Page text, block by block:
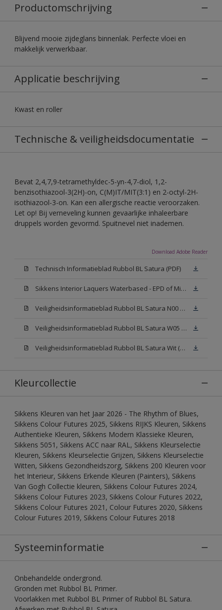
Productomschrijving
Blijvend mooie zijdeglans binnenlak. Perfecte vloei en
makkelijk verwerkbaar.
Applicatie beschrijving
Kwast en roller
Technische & veiligheidsdocumentatie
Bevat 2,4,7,9-tetramethyldec-5-yn-4,7-diol, 1,2-
benzisothiazool-3(2H)-on, C(M)IT/MIT(3:1) en 2-octyl-2H-
isothiazool-3-on. Kan een allergische reactie veroorzaken.
Let op! Bij verneveling kunnen gevaarlijke inhaleerbare
druppels worden gevormd. Spuitnevel niet inademen.
Download Adobe Reader
Technisch Informatieblad Rubbol BL Satura (PDF)
Sikkens Interior Laquers Waterbased - EPD of Milieuproductverklaring
Veiligheidsinformatieblad Rubbol BL Satura N00 (MSDS)
Veiligheidsinformatieblad Rubbol BL Satura W05 (MSDS)
Veiligheidsinformatieblad Rubbol BL Satura Wit (MSDS)
Kleurcollectie
Sikkens Kleuren van het Jaar 2026 - The Rhythm of Blues,
Sikkens Colour Futures 2025, Sikkens RIJKS Kleuren, Sikkens
Authentieke Kleuren, Sikkens Modern Klassieke Kleuren,
Sikkens 5051, Sikkens ACC naar RAL, Sikkens Kleurselectie
Kleuren, Sikkens Kleurselectie Grijzen, Sikkens Kleurselectie
Witten, Sikkens Gezondheidszorg, Sikkens 200 Kleuren voor
het Interieur, Sikkens Erkende Kleuren (Painters), Sikkens
Van Gogh Collectie kleuren, Sikkens Colour Futures 2024,
Sikkens Colour Futures 2023, Sikkens Colour Futures 2022,
Sikkens Colour Futures 2021, Colour Futures 2020, Sikkens
Colour Futures 2019, Sikkens Colour Futures 2018
Systeeminformatie
Onbehandelde ondergrond.
Gronden met Rubbol BL Primer.
Voorlakken met Rubbol BL Primer of Rubbol BL Satura.